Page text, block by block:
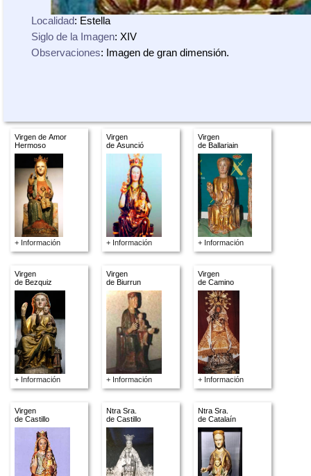
Localidad: Estella
Siglo de la Imagen: XIV
Observaciones: Imagen de gran dimensión.
Virgen de Amor
Hermoso
+ Información
Virgen
de Asunció
+ Información
Virgen
de Ballariain
+ Información
Virgen
de Bezquiz
+ Información
Virgen
de Biurrun
+ Información
Virgen
de Camino
+ Información
Virgen
de Castillo
Ntra Sra.
de Castillo
Ntra Sra.
de Catalaín